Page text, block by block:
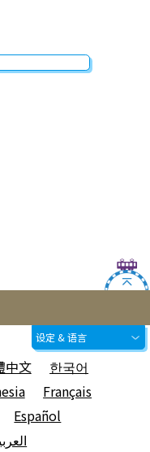
设定 & 语言
中文
한국어
Français
Español